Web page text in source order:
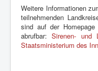
Weitere Informationen
teilnehmenden
sind auf der Homepage
abrufbar:Sirenen- und
Staatsministerium des